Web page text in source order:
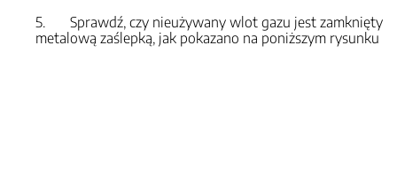
5. Sprawdź, czy nieużywany wlot gazu jest zamknięty
metalową zaślepką, jak pokazano na poniższym rysunku